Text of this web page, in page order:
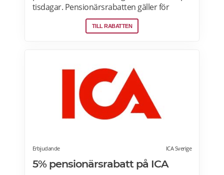
tisdagar. Pensionärsrabatten gäller för
medlemmar som är 65 år eller äldre enbart
vid köp i fysiska Coop-butiker. Rabatt ges på
kombineras med andra rabatter. Läs mer
om pensionärsrabatter på Coop här.
TILL RABATTEN
Erbjudande ICA Sverige
5% pensionärsrabatt på ICA